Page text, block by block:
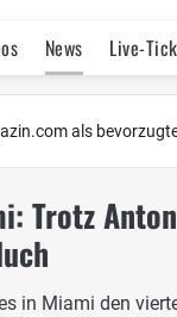
News Live-
Bilder Termine
als
Trotz
in Miami den